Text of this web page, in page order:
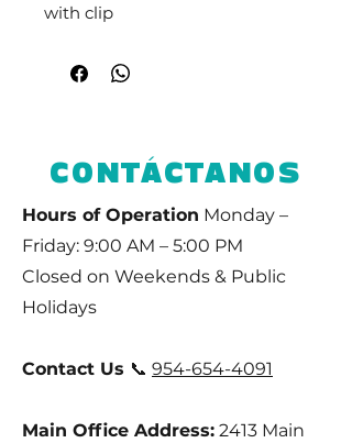
with clip
CONTÁCTANOS
Hours of Operation Monday –
Friday: 9:00 AM – 5:00 PM
Closed on Weekends & Public
Holidays
Contact Us 📞 954-654-4091
Main Office Address: 2413 Main